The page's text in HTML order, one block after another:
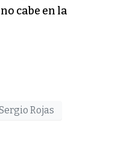
cabe en la
Rojas